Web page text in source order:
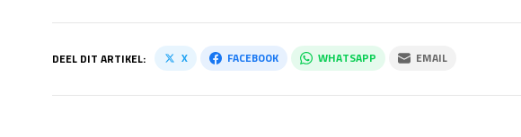
DEEL DIT ARTIKEL: X FACEBOOK WHATSAPP EMAIL